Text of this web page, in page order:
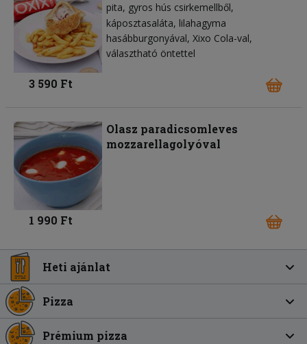
pita gyros hús csirkemellből
káposztasaláta lilahagyma
hasábburgonyával, Xixo Cola-val,
választható öntettel
3 590 Ft
Olasz paradicsomleves
mozzarellagolyóval
1 990 Ft
Heti ajánlat
Pizza
Prémium pizza